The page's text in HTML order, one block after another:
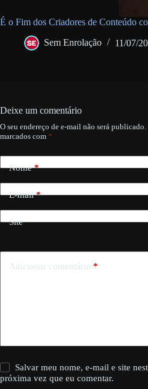
É o Fim dos Criadores de Conteúdo
Sem Enrolação 11/07/
Deixe um comentário
O seu endereço de e-mail não será publicado.
marcados com *
Nome*
E-mail*
Site
Adicionar comentário *
Salvar meu nome, e-mail e site
próxima vez que eu comentar.